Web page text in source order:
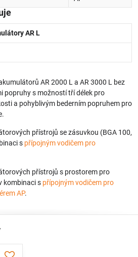
AR L
AR 2000 L a AR 3000 L bez
popruhy s možností tří délek pro
a pohyblivým bederním popruhem pro
přístrojů se zásuvkou (BGA 100,
s přípojným vodičem pro
přístrojů s prostorem pro
kombinaci s přípojným vodičem pro
AP.